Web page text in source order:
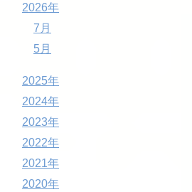
2026年
7月
5月
2025年
2024年
2023年
2022年
2021年
2020年